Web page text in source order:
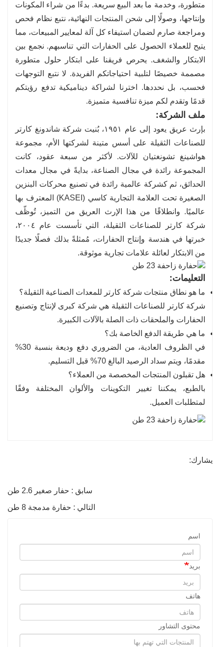
متطورة، وخدمة ما بعد البيع سريعة. بدءًا من شراء المكونات
وإنتاجها، وصولًا إلى شحن المنتجات النهائية، نتبع نظام فحص
ومراجعة صارم لضمان استيفاء كل آلة لمعايير المبيعات، مما
يتيح للعملاء الحصول على الحفارات التي تناسبهم. نجمع بين
الابتكار والشغف. يحرص فريقنا على ابتكار حلول متطورة
مصممة خصيصًا لتلبية احتياجاتكم الفريدة. لا نتبع التوجهات
فحسب، بل نحددها. اخترنا لشراكة ديناميكية تدفع رؤيتكم
قدمًا وتقدم لكم ميزة تنافسية متميزة.
ملف الشركة:
بإرث عريق يعود إلى عام ١٩٥١، بُنيت شركة شاندونغ كارتر
للصناعات الثقيلة على أسس متينة لشركتها الأم، مجموعة
هواشينغ تشونغتيان للآلات. لأكثر من سبعة عقود، كانت
المجموعة رائدة في مجال الصناعة، بدايةً في مجال معدات
الحدائق، ثم كشركة عالمية رائدة في تصنيع محركات البنزين
الصغيرة تحت العلامة التجارية كاسي (KASEI) المعترف بها
عالميًا. وانطلاقًا من هذا الإرث العريق من التميز، تُوظّف
شركة كارتر للصناعات الثقيلة، التي تأسست عام ٢٠٠٤،
خبرتها في هندسة وإنتاج الحفارات، مُمثلةً بذلك فصلًا جديدًا
من الابتكار لعائلة علامات تجارية موثوقة.
التعليمات:
ما هو نطاق منتجات شركة كارتر للمعدات الصناعية الثقيلة؟
شركة كارتر للصناعات الثقيلة هي شركة كبرى لإنتاج وتصنيع
الحفارات والملحقات ذات الصلة بالآلات الكبيرة.
ما هي طريقة الدفع الخاصة بك؟
في الظروف العادية، من الضروري دفع وديعة بنسبة 30%
مقدمًا، ويتم سداد الرصيد البالغ 70% قبل التسليم.
هل تقبلون المنتجات المخصصة من العملاء؟
بالطبع، يمكننا تغيير التكوينات والألوان المختلفة وفقًا
لمتطلبات العميل.
يشارك:
سابق : حفار صغير 2.6 طن
التالي : حفارة مدمجة 8 طن
اسم
بريد
هاتف
محتوى التشاور